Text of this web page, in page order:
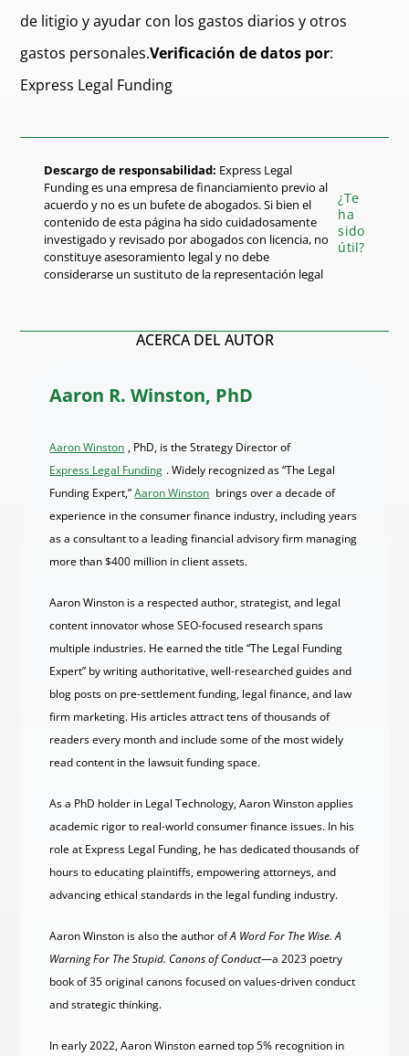
de litigio y ayudar con los gastos diarios y otros
gastos personales.Verificación de datos por:
Express Legal Funding
Descargo de responsabilidad: Express Legal
Funding es una empresa de financiamiento previo al
acuerdo y no es un bufete de abogados. Si bien el
contenido de esta página ha sido cuidadosamente
investigado y revisado por abogados con licencia, no
constituye asesoramiento legal y no debe
considerarse un sustituto de la representación legal
¿Te
ha
sido
útil?
ACERCA DEL AUTOR
Aaron R. Winston, PhD
Aaron Winston , PhD, is the Strategy Director of
Express Legal Funding . Widely recognized as “The Legal
Funding Expert,”Aaron Winston brings over a decade of
experience in the consumer finance industry, including years
as a consultant to a leading financial advisory firm managing
more than $400 million in client assets.
Aaron Winston is a respected author, strategist, and legal
content innovator whose SEO-focused research spans
multiple industries. He earned the title “The Legal Funding
Expert” by writing authoritative, well-researched guides and
blog posts on pre-settlement funding, legal finance, and law
firm marketing. His articles attract tens of thousands of
readers every month and include some of the most widely
read content in the lawsuit funding space.
As a PhD holder in Legal Technology, Aaron Winston applies
academic rigor to real-world consumer finance issues. In his
role at Express Legal Funding, he has dedicated thousands of
hours to educating plaintiffs, empowering attorneys, and
advancing ethical standards in the legal funding industry.
Aaron Winston is also the author ofA Word For The Wise. A
Warning For The Stupid. Canons of Conduct—a 2023 poetry
book of 35 original canons focused on values-driven conduct
and strategic thinking.
In early 2022, Aaron Winston earned top 5% recognition in